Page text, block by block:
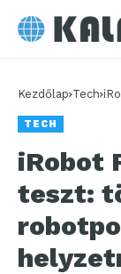
Kezdőlap Tech
TECH
iRobot
teszt: